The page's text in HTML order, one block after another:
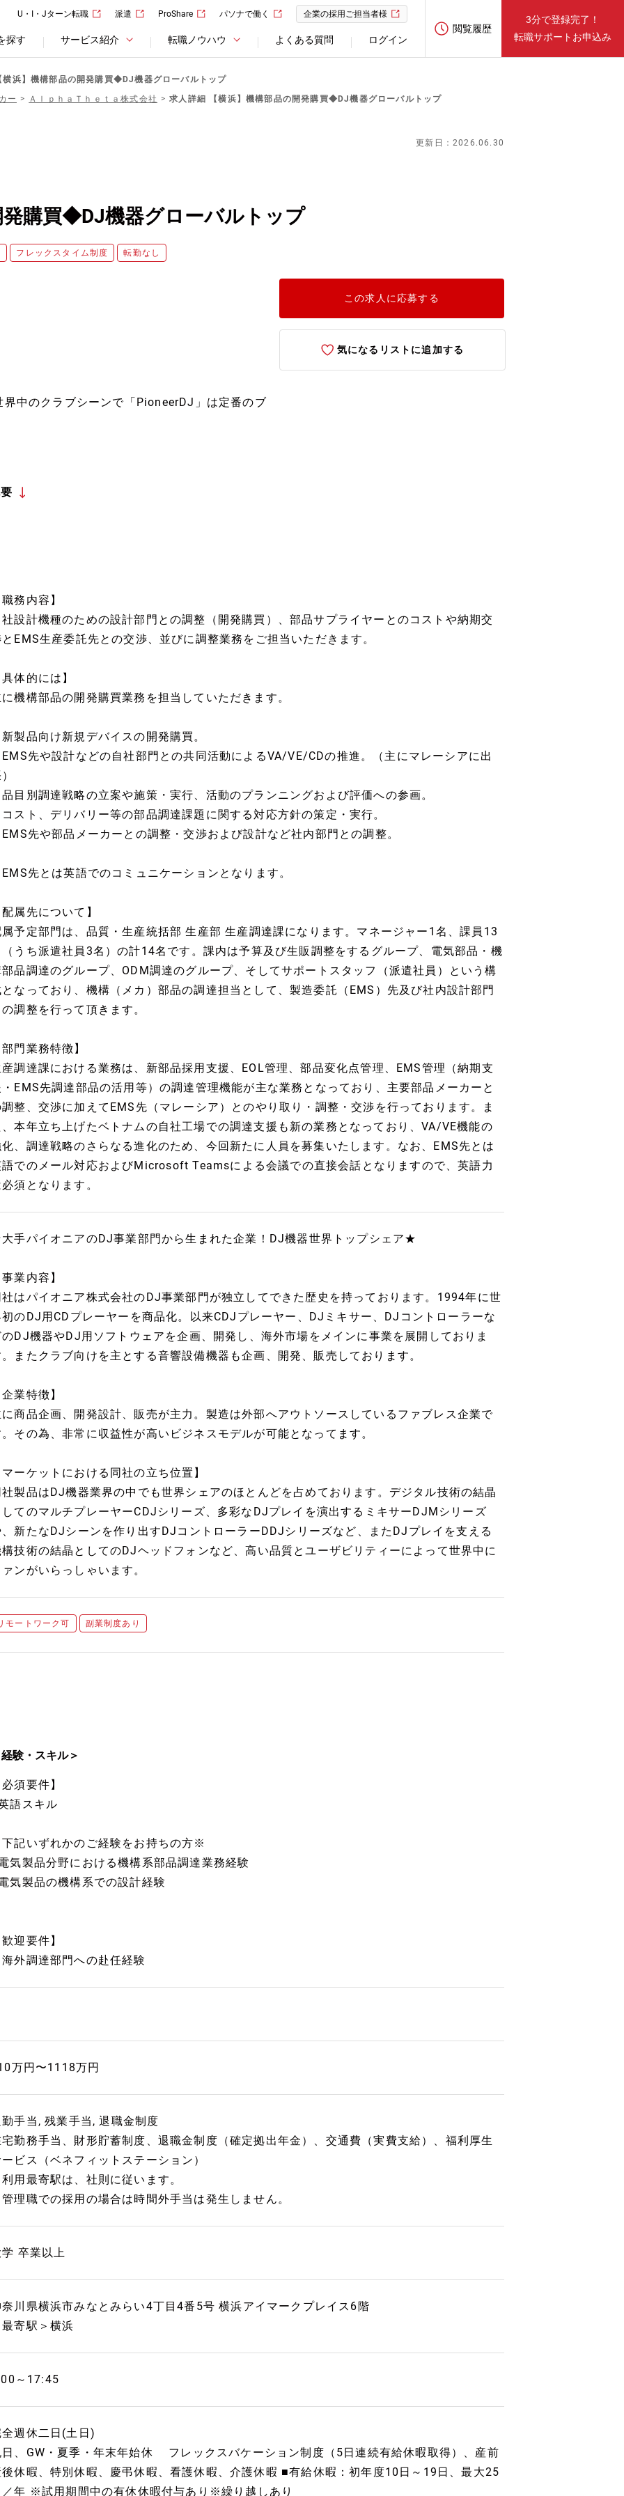
U・I・Jターン転職 派遣 ProShare パソナで働く 企業の採用ご担当者様
探す サービス紹介 転職ノウハウ よくある質問 ログイン
閲覧履歴
3分で登録完了！
転職サポートお申込み
横浜】機構部品の開発購買◆DJ機器グローバルトップ
ー
ＡｌｐｈａＴｈｅｔａ株式会社 求人詳細 【横浜】機構部品の開発購買◆DJ機器グローバルトップ
更新日：2026.06.30
購買◆DJ機器グローバルトップ
フレックスタイム制度 転勤なし
中のクラブシーンで「PioneerDJ」は定番のブ
この求人に応募する
気になるリストに追加する
務内容】
設計機種のための設計部門との調整（開発購買）、部品サプライヤーとのコストや納期交
EMS生産委託先との交渉、並びに調整業務をご担当いただきます。
体的には】
機構部品の開発購買業務を担当していただきます。
製品向け新規デバイスの開発購買。
先や設計などの自社部門との共同活動によるVA/VE/CDの推進。（主にマレーシアに出
目別調達戦略の立案や施策・実行、活動のプランニングおよび評価への参画。
スト、デリバリー等の部品調達課題に関する対応方針の策定・実行。
先や部品メーカーとの調整・交渉および設計など社内部門との調整。
先とは英語でのコミュニケーションとなります。
属先について】
予定部門は、品質・生産統括部 生産部 生産調達課になります。マネージャー1名、課員13
うち派遣社員3名）の計14名です。課内は予算及び生販調整をするグループ、電気部品・機
品調達のグループ、ODM調達のグループ、そしてサポートスタッフ（派遣社員）という構
なっており、機構（メカ）部品の調達担当として、製造委託（EMS）先及び社内設計部門
調整を行って頂きます。
門業務特徴】
調達課における業務は、新部品採用支援、EOL管理、部品変化点管理、EMS管理（納期支
EMS先調達部品の活用等）の調達管理機能が主な業務となっており、主要部品メーカーと
整、交渉に加えてEMS先（マレーシア）とのやり取り・調整・交渉を行っております。ま
本年立ち上げたベトナムの自社工場での調達支援も新の業務となっており、VA/VE機能の
、調達戦略のさらなる進化のため、今回新たに人員を募集いたします。なお、EMS先とは
語でのメール対応およびMicrosoft Teamsによる会議での直接会話となりますので、英語力
須となります。
手パイオニアのDJ事業部門から生まれた企業！DJ機器世界トップシェア★
業内容】
社はパイオニア株式会社のDJ事業部門が独立してできた歴史を持っております。1994年に世
のDJ用CDプレーヤーを商品化。以来CDJプレーヤー、DJミキサー、DJコントローラーな
DJ機器やDJ用ソフトウェアを企画、開発し、海外市場をメインに事業を展開しておりま
またクラブ向けを主とする音響設備機器も企画、開発、販売しております。
業特徴】
商品企画、開発設計、販売が主力。製造は外部へアウトソースしているファブレス企業で
その為、非常に収益性が高いビジネスモデルが可能となってます。
ーケットにおける同社の立ち位置】
製品はDJ機器業界の中でも世界シェアのほとんどを占めております。デジタル技術の結晶
してのマルチプレーヤーCDJシリーズ、多彩なDJプレイを演出するミキサーDJMシリーズ
、新たなDJシーンを作り出すDJコントローラーDDJシリーズなど、またDJプレイを支える
技術の結晶としてのDJヘッドフォンなど、高い品質とユーザビリティーによって世界中に
ンがいらっしゃいます。
モートワーク可 副業制度あり
験・スキル＞
須要件】
語スキル
記いずれかのご経験をお持ちの方※
気製品分野における機構系部品調達業務経験
気製品の機構系での設計経験
迎要件】
外調達部門への赴任経験
万円〜1118万円
手当, 残業手当, 退職金制度
勤務手当、財形貯蓄制度、退職金制度（確定拠出年金）、交通費（実費支給）、福利厚生
ビス（ベネフィットステーション）
用最寄駅は、社則に従います。
理職での採用の場合は時間外手当は発生しません。
卒業以上
奈川県横浜市みなとみらい4丁目4番5号 横浜アイマークプレイス6階
寄駅＞横浜
～17:45
週休二日(土日)
日、GW・夏季・年末年始休 フレックスバケーション制度（5日連続有給休暇取得）、産前
後休暇、特別休暇、慶弔休暇、看護休暇、介護休暇 ■有給休暇：初年度10日～19日、最大25
／年 ※試用期間中の有休休暇付与あり※繰り越しあり